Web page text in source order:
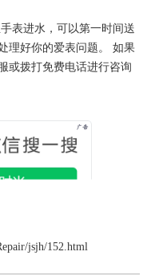
进水，可以第一时间送
理好你的爱表问题。 如果
或拨打免费电话进行咨询
jsjh/152.html